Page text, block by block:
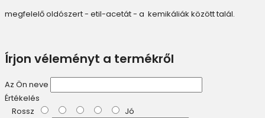
megfelelő oldószert - etil-acetát - a kemikáliák között talál.
Írjon véleményt a termékről
Az Ön neve
Értékelés
Rossz
Jó